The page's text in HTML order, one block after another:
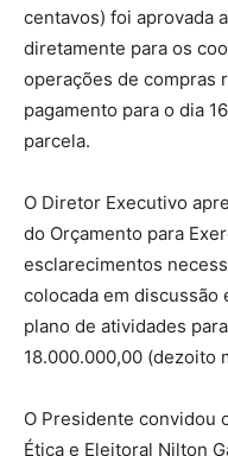
centavos) foi aprovada
diretamente para os
operações de compras
pagamento para o dia
parcela.
O Diretor Executivo
do Orçamento para
esclarecimentos
colocada em discussão
plano de atividades
18.000.000,00 (dezoito
O Presidente convidou
Ética e Eleitoral Nilton